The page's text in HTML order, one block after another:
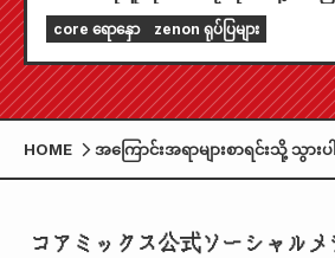
"သင့်ရဲ့ပထမဆုံးအခမဲ့အခန်းကို ရွေးခ
အပ်ဒိတ်များ" အပါအဝင် သင့်ကို အပ
ပေးနိုင်မယ့် feature တွေ အများက
core ရောနှော zenon ရုပ်ပြများ
HOME အကြောင်းအရာများစာရင်းသို့ သွားပါ
コアミックス公式ソーシャルメ